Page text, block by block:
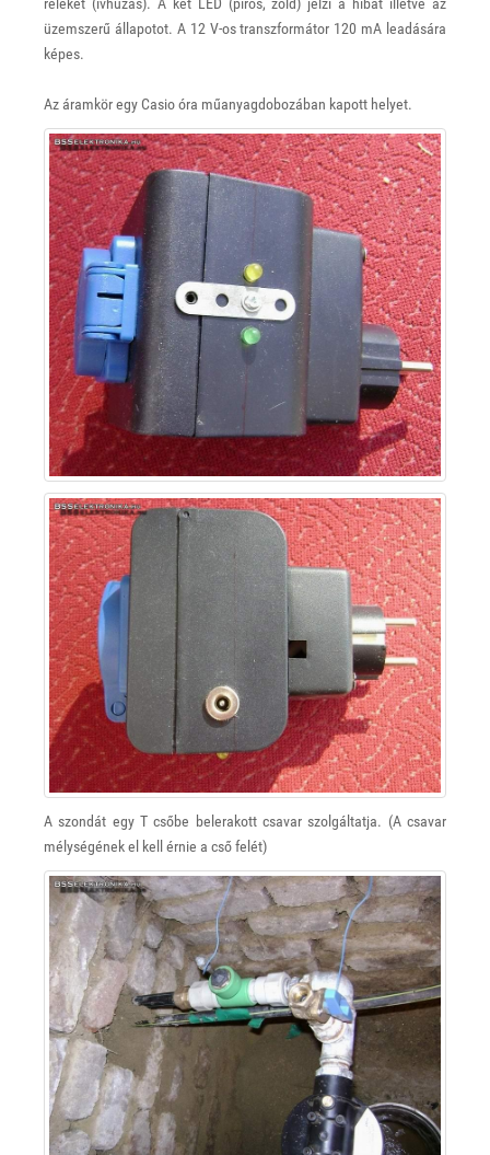
üzemszerű állapotot. A 12 V-os transzformátor 120 mA leadására
képes.
Az áramkör egy Casio óra műanyagdobozában kapott helyet.
A szondát egy T csőbe belerakott csavar szolgáltatja. (A csavar
mélységének el kell érnie a cső felét)